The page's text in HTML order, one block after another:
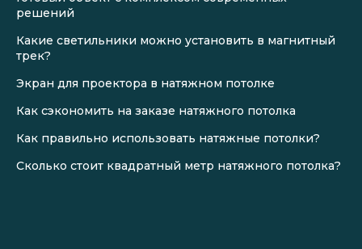
решений
Какие светильники можно установить в магнитный
трек?
Экран для проектора в натяжном потолке
Как сэкономить на заказе натяжного потолка
Как правильно использовать натяжные потолки?
Сколько стоит квадратный метр натяжного потолка?